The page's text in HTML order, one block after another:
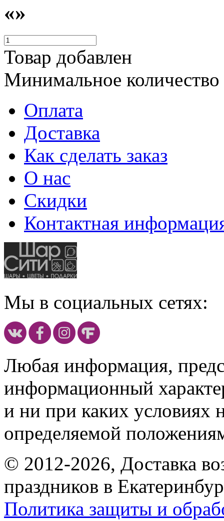
«»
Товар добавлен
Минимальное
Оплата
Доставка
Как сделать заказ
О нас
Скидки
Контактная
Мы в социальных сетях:
Любая информация,
информационный
и ни при каких условиях
определяемой
© 2012-2026, Доставка
праздников в
Политика защиты и